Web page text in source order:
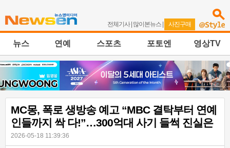
전체기사| 많이본뉴스 | 사진구매
뉴스 연예 스포츠 포토엔 영상TV
MC몽, 폭로 생방송 예고 “MBC 결탁부터 연예
인들까지 싹 다!”…300억대 사기 들썩 진실은
2026-05-18 11:39:36